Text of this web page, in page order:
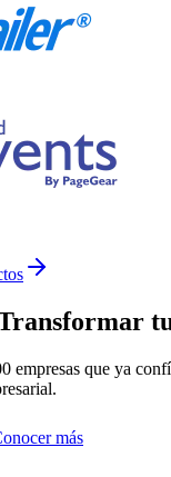
empresas que ya
más